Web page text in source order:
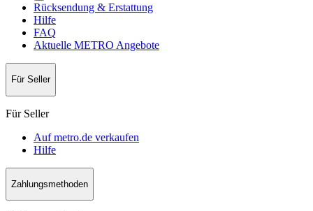
Rücksendung & Erstattung
Hilfe
FAQ
Aktuelle METRO Angebote
Für Seller
Für Seller
Auf metro.de verkaufen
Hilfe
Zahlungsmethoden